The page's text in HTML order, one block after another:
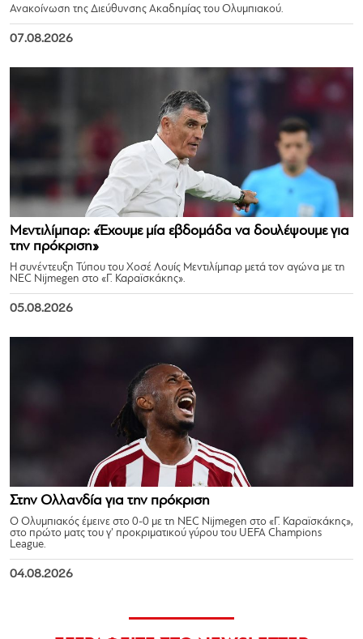
Ανακοίνωση της Διεύθυνσης Ακαδημίας του Ολυμπιακού.
07.08.2026
Μεντιλίμπαρ: «Έχουμε μία εβδομάδα να δουλέψουμε για
την πρόκριση»
Η συνέντευξη Τύπου του Χοσέ Λουίς Μεντιλίμπαρ μετά τον αγώνα με τη
NEC Nijmegen στο «Γ. Καραϊσκάκης».
05.08.2026
Στην Ολλανδία για την πρόκριση
Ο Ολυμπιακός έμεινε στο 0-0 με τη NEC Nijmegen στο «Γ. Καραϊσκάκης»,
στο πρώτο ματς του γ’ προκριματικού γύρου του UEFA Champions
League.
04.08.2026